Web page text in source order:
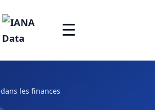
☰
dans les finances